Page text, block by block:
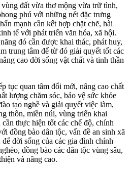
đất vừa thơ mộng vừa trữ tình,
phú với những nét đặc trưng
mạnh cần kết hợp chặt chẽ, hài
tế với phát triển văn hóa, xã hội.
đó cần được khai thác, phát huy,
trung tâm để từ đó giải quyết tốt các
cao đời sống vật chất và tinh thần
tục quan tâm đổi mới, nâng cao chất
lượng chăm sóc, bảo vệ sức khỏe
tạo nghề và giải quyết việc làm,
thôn, miền núi, vùng triển khai
thực hiện tốt các chế độ, chính
đồng bào dân tộc, vấn đề an sinh xã
đời sống của các gia đình chính
đồng bào các dân tộc vùng sâu,
và nâng cao.